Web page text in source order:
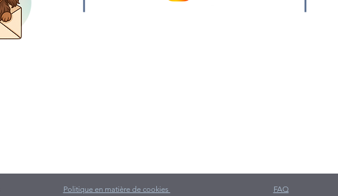
Politique en matière de cookies FAQ